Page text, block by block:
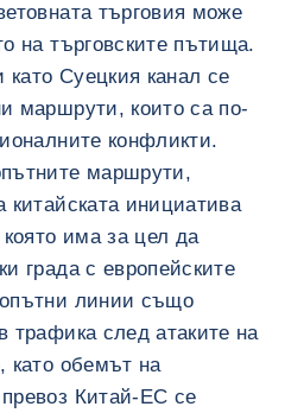
търговия може
на търговските пътища.
Суецкия канал се
маршрути, които са по-
конфликти.
маршрути,
китайската инициатива
има за цел да
града с европейските
линии също
трафика след атаките на
като обемът на
Китай-ЕС се